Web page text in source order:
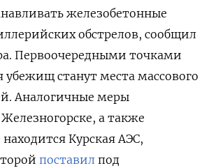
железобетонные
обстрелов, сообщил
Первоочередными точками
станут места массового
Аналогичные меры
а также
находится Курская АЭС,
поставил под